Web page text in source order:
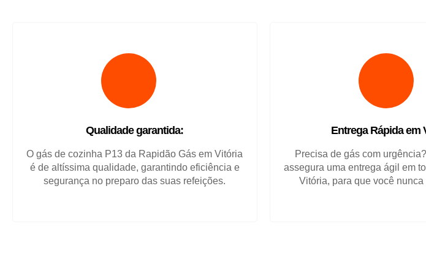
Qualidade garantida:
O gás de cozinha P13 da Rapidão Gás em Vitória
é de altíssima qualidade, garantindo eficiência e
segurança no preparo das suas refeições.
Entrega Rápida em
Precisa de gás com
assegura uma entrega ágil em
Vitória, para que você nunca